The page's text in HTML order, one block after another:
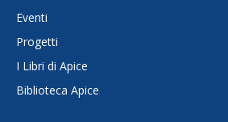
Eventi
Progetti
I Libri di Apice
Biblioteca Apice